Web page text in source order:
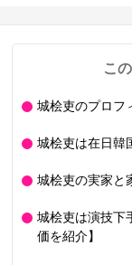
こ
城桧吏のプロフ
城桧吏は在日韓
城桧吏の実家と
城桧吏は演技
価を紹介】